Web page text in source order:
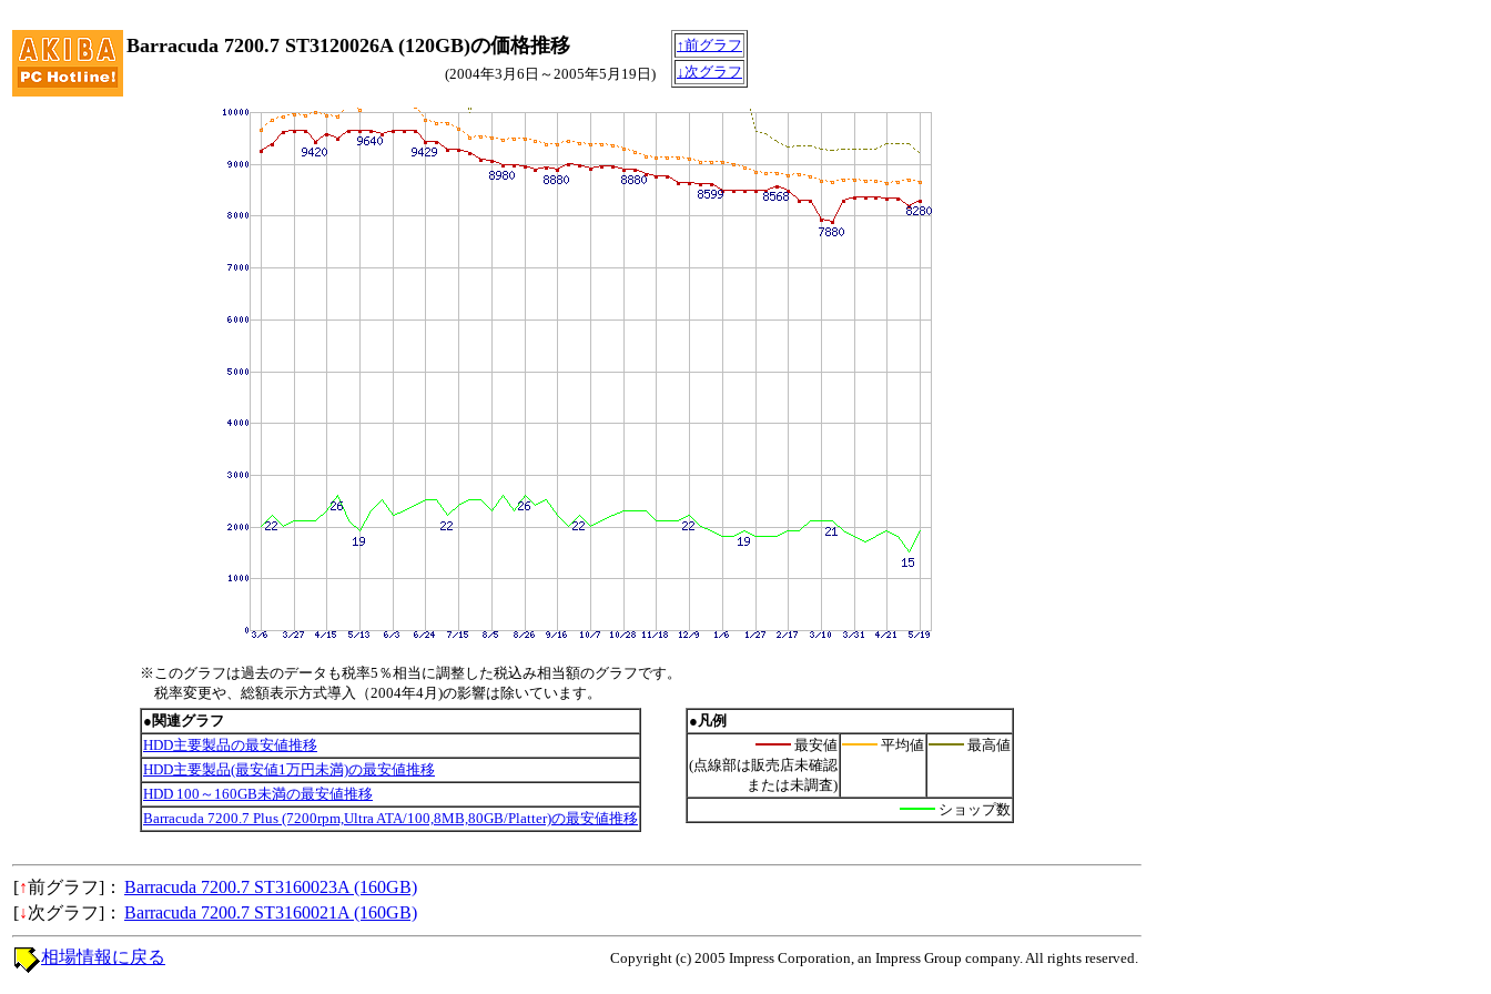
Barracuda 7200.7 ST3120026A (120GB)の価格推移
↑前グラフ
↓次グラフ
(2004年3月6日～2005年5月19日)
※このグラフは過去のデータも税率5％相当に調整した税込み相当額のグラフです。
税率変更や、総額表示方式導入（2004年4月)の影響は除いています。
●関連グラフ
HDD主要製品の最安値推移
HDD主要製品(最安値1万円未満)の最安値推移
HDD 100～160GB未満の最安値推移
Barracuda 7200.7 Plus (7200rpm,Ultra ATA/100,8MB,80GB/Platter)の最安値推移
●凡例
最安値
(点線部は販売店未確認
または未調査)
平均値 最高値
ショップ数
[↑前グラフ]： Barracuda 7200.7 ST3160023A (160GB)
[↓次グラフ]： Barracuda 7200.7 ST3160021A (160GB)
Copyright (c) 2005 Impress Corporation, an Impress Group company. All rights reserved.
相場情報に戻る